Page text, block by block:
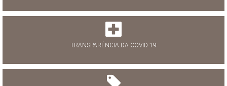
TRANSPARÊNCIA DA COVID-19